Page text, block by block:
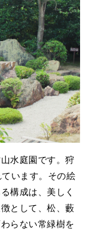
水庭園です。狩
います。その絵
構成は、美しく
として、松、藪
らない常緑樹を